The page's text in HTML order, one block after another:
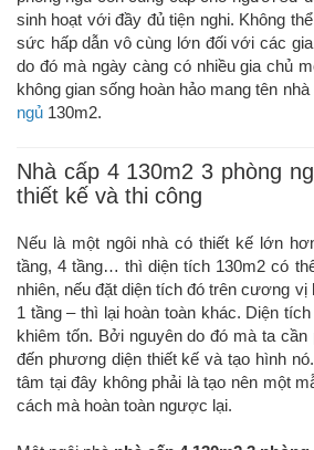
sinh hoạt với đầy đủ tiện nghi. Không
sức hấp dẫn vô cùng lớn đối với các
do đó mà ngày càng có nhiều gia chủ
không gian sống hoàn hảo mang tên nhà
ngủ 130m2.
Nhà cấp 4 130m2 3 phòng
thiết kế và thi công
Nếu là một ngôi nhà có thiết kế lớn
tầng, 4 tầng… thì diện tích 130m2 có
nhiên, nếu đặt diện tích đó trên cương vị
1 tầng – thì lại hoàn toàn khác. Diện
khiêm tốn. Bởi nguyên do đó mà ta cần
đến phương diện thiết kế và tạo hình
tâm tại đây không phải là tạo nên một
cách mà hoàn toàn ngược lại.